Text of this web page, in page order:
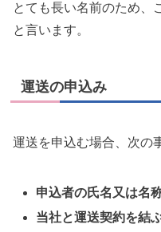
とても長い名前のため、
と言います。
運送の申込み
運送を申込む場合、次の
申込者の氏名又は名
当社と運送契約を結